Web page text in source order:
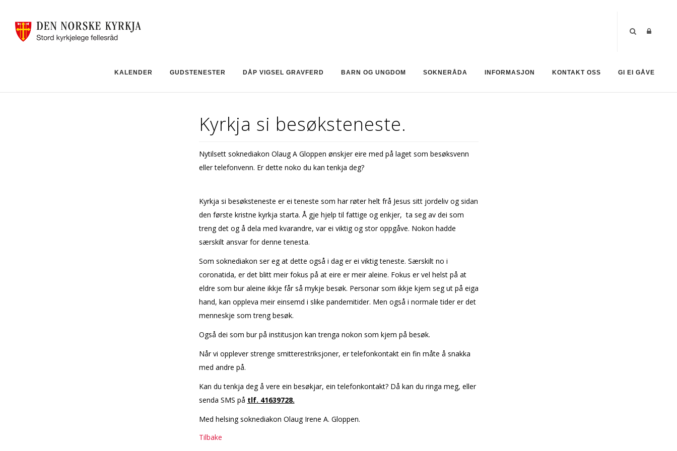
KALENDER GUDSTENESTER DÅP VIGSEL GRAVFERD BARN OG UNGDOM SOKNERÅDA INFORMASJON KONTAKT OSS GI EI GÅVE
Kyrkja si besøksteneste.
Nytilsett soknediakon Olaug A Gloppen ønskjer fleire med på laget som besøksvenn
eller telefonvenn. Er dette noko du kan tenkja deg?
Kyrkja si besøksteneste er ei teneste som har røter helt frå Jesus sitt jordeliv og sidan
den første kristne kyrkja starta. Å gje hjelp til fattige og enkjer, ta seg av dei som
treng det og å dela med kvarandre, var ei viktig og stor oppgåve. Nokon hadde
særskilt ansvar for denne tenesta.
Som soknediakon ser eg at dette også i dag er ei viktig teneste. Særskilt no i
coronatida, er det blitt meir fokus på at fleire er meir aleine. Fokus er vel helst på at
eldre som bur aleine ikkje får så mykje besøk. Personar som ikkje kjem seg ut på eiga
hand, kan oppleva meir einsemd i slike pandemitider. Men også i normale tider er det
menneskje som treng besøk.
Også dei som bur på institusjon kan trenga nokon som kjem på besøk.
Når vi opplever strenge smitterestriksjoner, er telefonkontakt ein fin måte å snakka
med andre på.
Kan du tenkja deg å vere ein besøkjar, ein telefonkontakt? Då kan du ringa meg, eller
senda SMS på tlf. 41639728.
Med helsing soknediakon Olaug Irene A. Gloppen.
Tilbake